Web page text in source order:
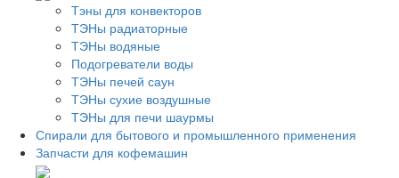
Тэны для конвекторов
ТЭНы радиаторные
ТЭНы водяные
Подогреватели воды
ТЭНы печей саун
ТЭНы сухие воздушные
ТЭНы для печи шаурмы
Спирали для бытового и промышленного применения
Запчасти для кофемашин